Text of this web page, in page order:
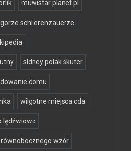
muwistar planet pl
schlierenzauerze
sidney polak skuter
domu
wilgotne miejsca cda
lędźwiowe
wzór